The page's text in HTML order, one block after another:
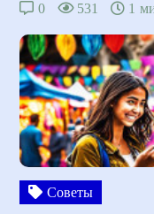
0 531 1
Советы